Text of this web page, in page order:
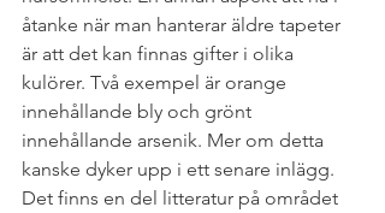
åtanke när man hanterar äldre tapeter
är att det kan finnas gifter i olika
kulörer. Två exempel är orange
innehållande bly och grönt
innehållande arsenik. Mer om detta
kanske dyker upp i ett senare inlägg.
Det finns en del litteratur på området